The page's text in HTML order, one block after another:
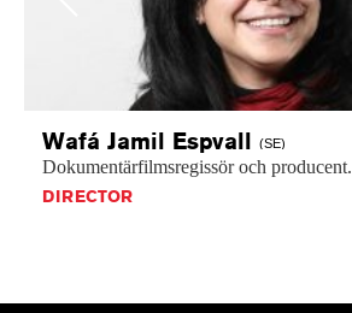
Wafá Jamil Espvall (SE)
Dokumentärfilmsregissör och producent.
DIRECTOR